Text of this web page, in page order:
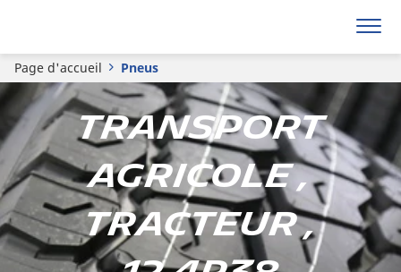
Page d'accueil Pneus
Transport
Agricole ,
Tracteur ,